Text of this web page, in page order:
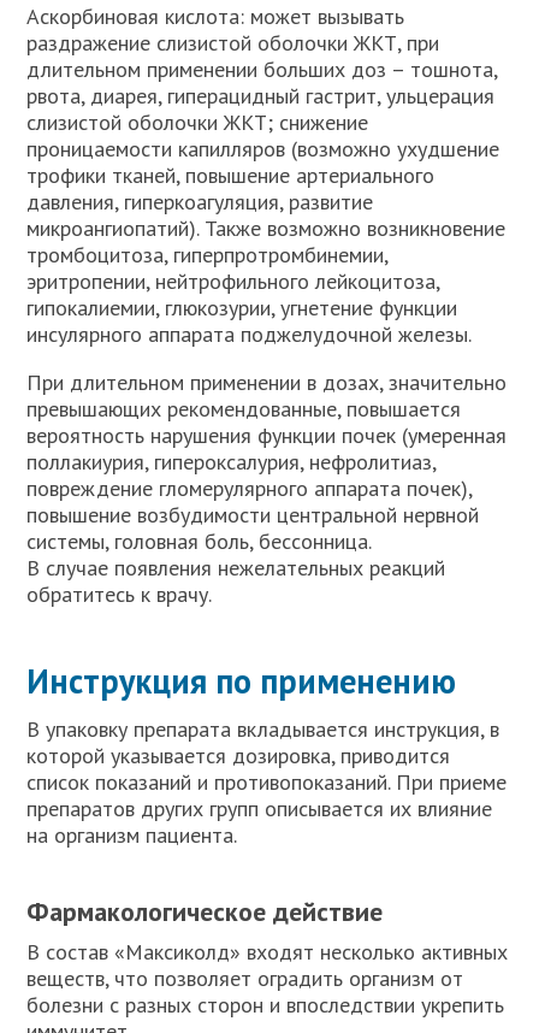
Аскорбиновая кислота: может вызывать
раздражение слизистой оболочки ЖКТ, при
длительном применении больших доз – тошнота,
рвота, диарея, гиперацидный гастрит, ульцерация
слизистой оболочки ЖКТ; снижение
проницаемости капилляров (возможно ухудшение
трофики тканей, повышение артериального
давления, гиперкоагуляция, развитие
микроангиопатий). Также возможно возникновение
тромбоцитоза, гиперпротромбинемии,
эритропении, нейтрофильного лейкоцитоза,
гипокалиемии, глюкозурии, угнетение функции
инсулярного аппарата поджелудочной железы.
При длительном применении в дозах, значительно
превышающих рекомендованные, повышается
вероятность нарушения функции почек (умеренная
поллакиурия, гипероксалурия, нефролитиаз,
повреждение гломерулярного аппарата почек),
повышение возбудимости центральной нервной
системы, головная боль, бессонница.
В случае появления нежелательных реакций
обратитесь к врачу.
Инструкция по применению
В упаковку препарата вкладывается инструкция, в
которой указывается дозировка, приводится
список показаний и противопоказаний. При приеме
препаратов других групп описывается их влияние
на организм пациента.
Фармакологическое действие
В состав «Максиколд» входят несколько активных
веществ, что позволяет оградить организм от
болезни с разных сторон и впоследствии укрепить